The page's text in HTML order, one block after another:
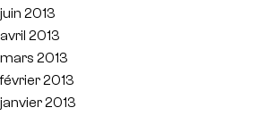
juin 2013
avril 2013
mars 2013
février 2013
janvier 2013